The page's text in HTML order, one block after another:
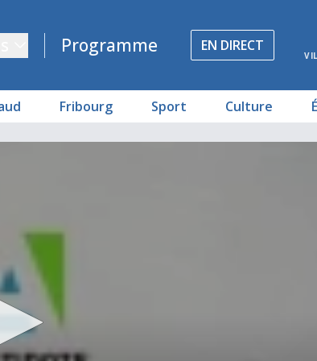
Programme EN DIRECT
Fribourg Sport Culture